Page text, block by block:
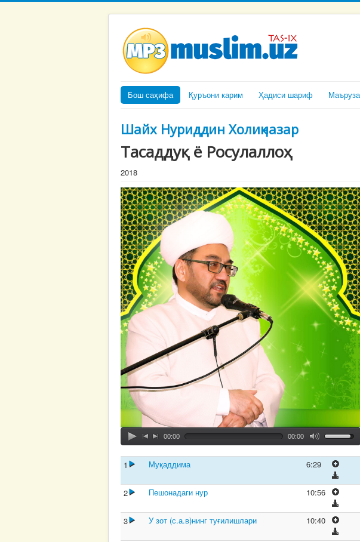
Бош саҳифа Қуръони карим Ҳадиси шариф
Шайх Нуриддин Холиқназар
Тасаддуқ ё Росулаллоҳ
2018
00:00 00:00
1 Муқаддима 6:29
2 Пешонадаги нур 10:56
3 У зот (с.а.в)нинг туғилишлари 10:40